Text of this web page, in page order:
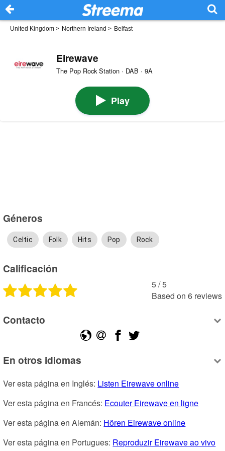
United Kingdom > Northern Ireland > Belfast
Eirewave
The Pop Rock Station · DAB · 9A
Play
Géneros
Celtic Folk Hits Pop Rock
Calificación
5 /5
Based on 6 reviews
Contacto
En otros idiomas
Ver esta página en Inglés: Listen Eirewave online
Ver esta página en Francés: Ecouter Eirewave en ligne
Ver esta página en Alemán: Hören Eirewave online
Ver esta página en Portugues: Reproduzir Eirewave ao vivo